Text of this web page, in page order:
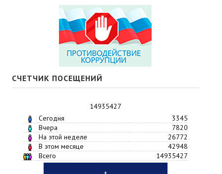
СЧЕТЧИК ПОСЕЩЕНИЙ
14935427
Сегодня
3345
Вчера
7820
На этой неделе
26772
В этом месяце
42948
Всего
14935427